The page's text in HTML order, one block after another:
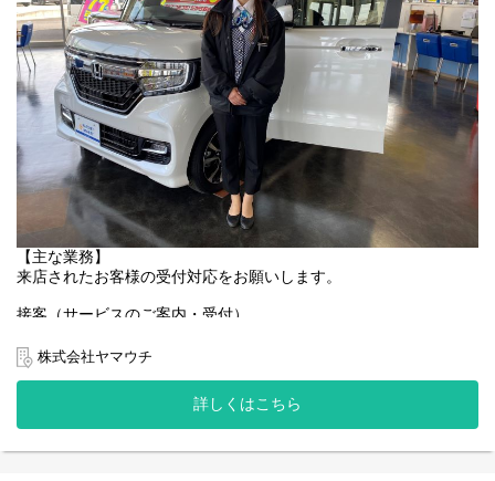
【主な業務】
来店されたお客様の受付対応をお願いします。
接客（サービスのご案内・受付）
車両の販売業務サポート
株式会社ヤマウチ
詳しくはこちら